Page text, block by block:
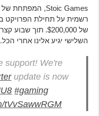
Stoic Games, המפתחת של משחקי The Banner Saga,
של $200,000. תוך
השלישי יגיע אלינו אחרי הכל.
support! We're
update is now
#gaming
tVvSawwRGM